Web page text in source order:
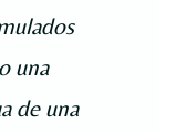
una
de una